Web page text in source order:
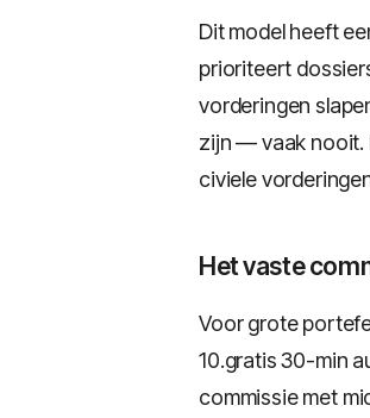
Dit model heeft
prioriteert
vorderingen
zijn — vaak nooit.
civiele
Het vaste
Voor grote
10.gratis 30-min
commissie met